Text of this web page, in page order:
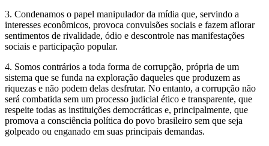
3. Condenamos o papel manipulador da mídia que, servindo a
interesses econômicos, provoca convulsões sociais e fazem aflorar
sentimentos de rivalidade, ódio e descontrole nas manifestações
sociais e participação popular.
4. Somos contrários a toda forma de corrupção, própria de um
sistema que se funda na exploração daqueles que produzem as
riquezas e não podem delas desfrutar. No entanto, a corrupção não
será combatida sem um processo judicial ético e transparente, que
respeite todas as instituições democráticas e, principalmente, que
promova a consciência política do povo brasileiro sem que seja
golpeado ou enganado em suas principais demandas.